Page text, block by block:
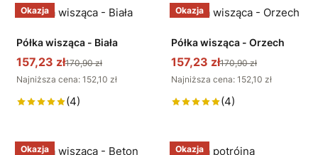
Okazja
Półka wisząca - Biała
157,23 zł170,90 zł
Najniższa cena: 152,10 zł
(4)
Okazja
Półka wisząca - Orzech
157,23 zł170,90 zł
Najniższa cena: 152,10 zł
(4)
Okazja Okazja